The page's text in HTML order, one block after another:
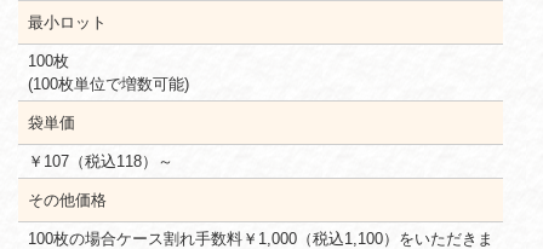
最小ロット
100枚
(100枚単位で増数可能)
袋単価
￥107（税込118）～
その他価格
100枚の場合ケース割れ手数料￥1,000（税込1,100）をいただきま